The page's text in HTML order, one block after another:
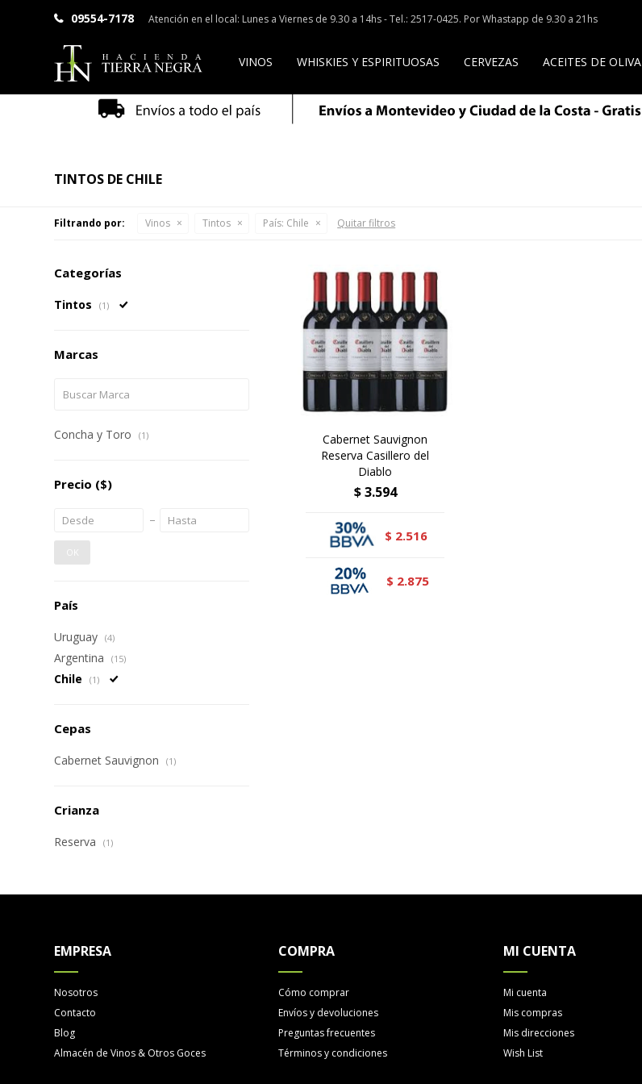
VINOS WHISKIES Y ESPIRITUOSAS CERVEZAS ACEITES DE OLIVA
09554-7178 Atención en el local: Lunes a Viernes de 9.30 a 14hs - Tel.: 2517-0425. Por Whastapp de 9.30 a 21hs
TINTOS DE CHILE
Filtrando por: Vinos Tintos País: Chile Quitar filtros
Cabernet Sauvignon
Reserva Casillero del
Diablo
$ 3.594
$ 2.516
$ 2.875
Categorías
Tintos (1)
Marcas
Concha y Toro (1)
Precio ($)
OK
País
Uruguay (4)
Argentina (15)
Chile (1)
Cepas
Cabernet Sauvignon (1)
Crianza
Reserva (1)
EMPRESA
Nosotros
Contacto
Blog
Almacén de Vinos & Otros Goces
COMPRA
Cómo comprar
Envíos y devoluciones
Preguntas frecuentes
Términos y condiciones
MI CUENTA
Mi cuenta
Mis compras
Mis direcciones
Wish List